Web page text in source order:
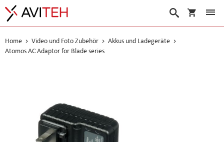
Suche
Home Video und Foto Zubehör
Akkus und Ladegeräte
Atomos AC Adaptor for Blade series